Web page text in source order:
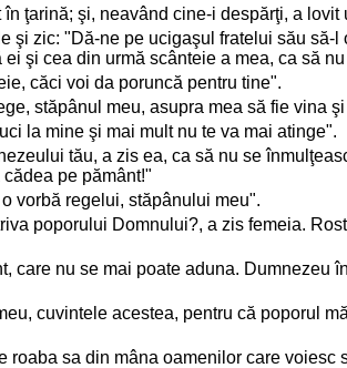
ţarină; şi, neavând cine-i despărţi, a
şi zic: "Dă-ne pe ucigaşul fratelui său
şi cea din urmă scânteie a mea, ca să
căci voi da poruncă pentru tine".
stăpânul meu, asupra mea să fie vina
la mine şi mai mult nu te va mai atinge".
tău, a zis ea, ca să nu se
pe pământ!"
vorbă regelui, stăpânului meu".
poporului Domnului?, a zis femeia.
care nu se mai poate aduna.
cuvintele acestea, pentru că poporul
roaba sa din mâna oamenilor care